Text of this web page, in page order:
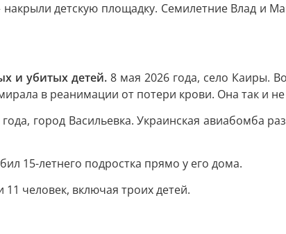
детскую площадку. Семилетние Влад и
и убитых детей. 8 мая 2026 года, село Каиры.
в реанимации от потери крови. Она так и
город Васильевка. Украинская авиабомба
15-летнего подростка прямо у его дома.
11 человек, включая троих детей.